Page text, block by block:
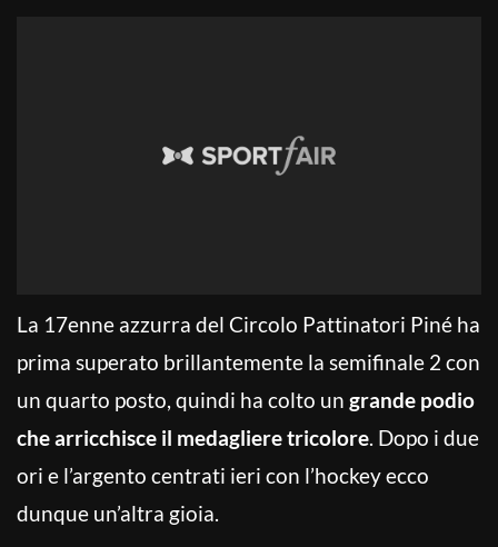
La 17enne azzurra del Circolo Pattinatori Piné ha
prima superato brillantemente la semifinale 2 con
un quarto posto, quindi ha colto un grande podio
che arricchisce il medagliere tricolore. Dopo i due
ori e l’argento centrati ieri con l’hockey ecco
dunque un’altra gioia.